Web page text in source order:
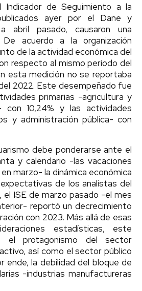
Indicador de Seguimiento a la
ayer por el Dane y
abril pasado, causaron una
acuerdo a la organización
de la actividad económica del
respecto al mismo período del
esta medición no se reportaba
2022. Este desempeñado fue
primarias -agricultura y
con 10,24% y las actividades
y administración pública- con
debe ponderarse ante el
y calendario -las vacaciones
marzo- la dinámica económica
de los analistas del
el ISE de marzo pasado -el mes
reportó un decrecimiento
con 2023. Más allá de esas
estadísticas, este
el protagonismo del sector
así como el sector público
ende, la debilidad del bloque de
-industrias manufactureras